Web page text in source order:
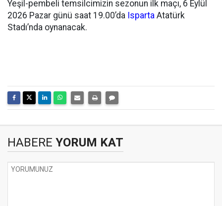
Yeşil-pembeli temsilcimizin sezonun ilk maçı, 6 Eylül
2026 Pazar günü saat 19.00’da Isparta Atatürk
Stadı’nda oynanacak.
HABERE YORUM KAT